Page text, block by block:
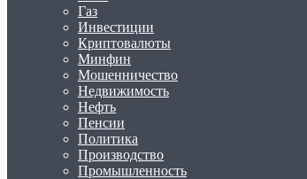
Газ
Инвестиции
Криптовалюты
Минфин
Мошенничество
Недвижимость
Нефть
Пенсии
Политика
Производство
Промышленность